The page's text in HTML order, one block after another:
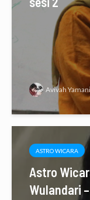
Avivah Yamani
ASTRO WICARA
Astro
Wulandari